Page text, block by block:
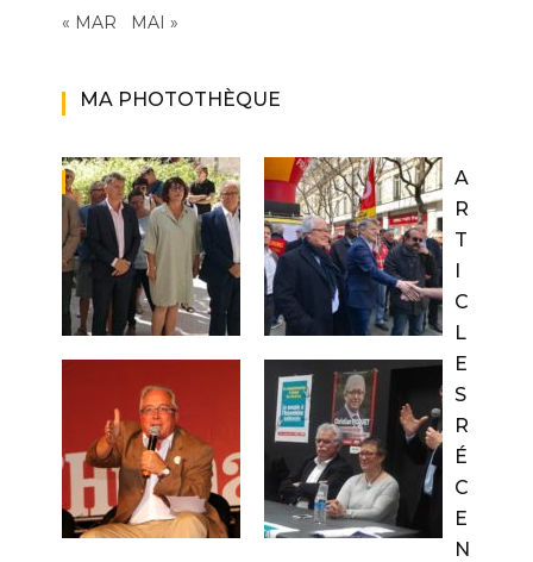
« MAR MAI »
MA PHOTOTHÈQUE
A
R
T
C
L
E
S
R
É
C
E
N